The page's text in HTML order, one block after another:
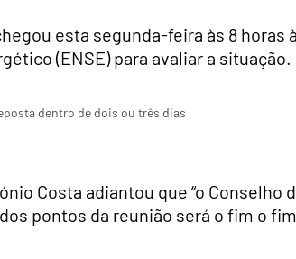
esta segunda-feira às 8 horas
(ENSE) para avaliar a situação.
dentro de dois ou três dias
Costa adiantou que “o Conselho
pontos da reunião será o fim o